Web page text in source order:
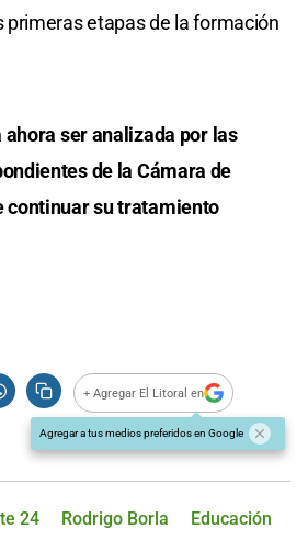
primeras etapas de la formación
ser analizada por las
de la Cámara de
continuar su tratamiento
+ Agregar El Litoral en
Agregar a tus medios preferidos en Google
24 Rodrigo Borla Educación